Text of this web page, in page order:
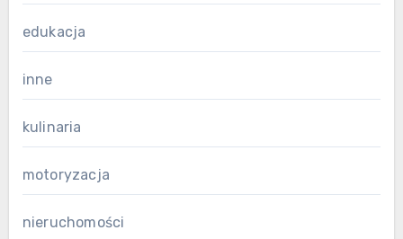
edukacja
inne
kulinaria
motoryzacja
nieruchomości